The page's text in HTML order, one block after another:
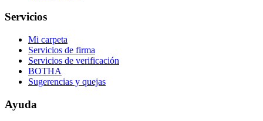
Servicios
Mi carpeta
Servicios de firma
Servicios de verificación
BOTHA
Sugerencias y quejas
Ayuda